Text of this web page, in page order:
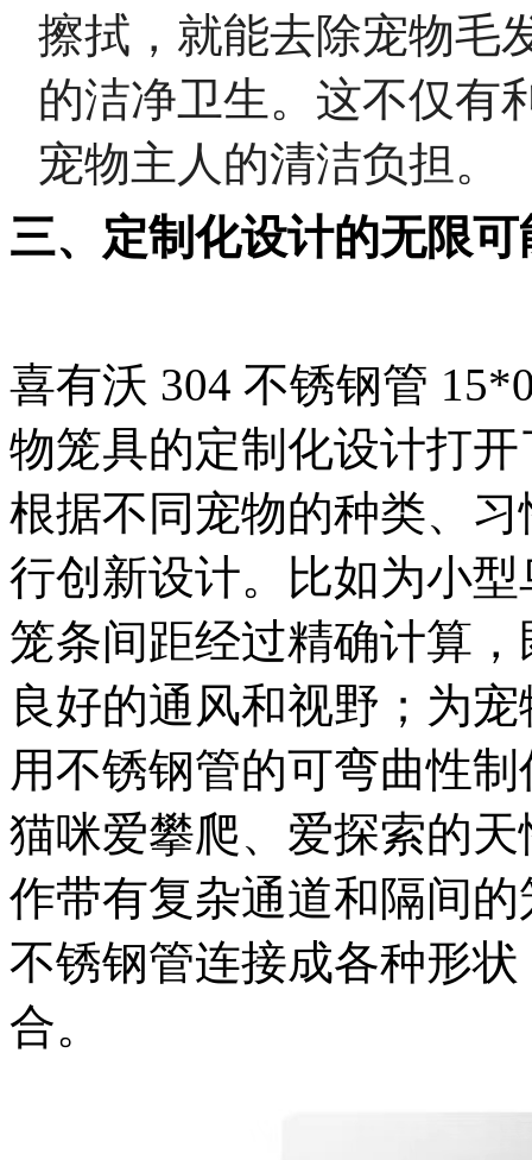
擦拭，就能去除宠物毛
的洁净卫生。这不仅有
宠物主人的清洁负担。
三、定制化设计的无限可
喜有沃 304 不锈钢管
物笼具的定制化设计打
根据不同宠物的种类、
行创新设计。比如为小
笼条间距经过精确计算
良好的通风和视野；为
用不锈钢管的可弯曲性
猫咪爱攀爬、爱探索的
作带有复杂通道和隔间
不锈钢管连接成各种形
合。